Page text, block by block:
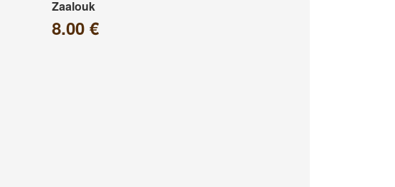
Zaalouk
8.00 €